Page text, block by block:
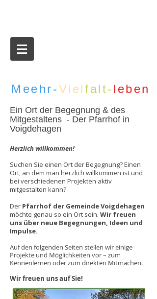
Meehr-Vielfalt- leben
Ein Ort der Begegnung & des
Mitgestaltens - Der Pfarrhof in
Voigdehagen
​Herzlich willkommen!
Suchen Sie einen Ort der Begegnung? Einen
Ort, an dem man herzlich willkommen ist und
bei verschiedenen Projekten aktiv
mitgestalten kann?
Der Pfarrhof der Gemeinde Voigdehagen
möchte genau so ein Ort sein. Wir freuen
uns über neue Begegnungen, Ideen und
Impulse.
Auf den folgenden Seiten stellen wir einige
Projekte und Möglichkeiten vor – zum
Kennenlernen oder zum direkten Mitmachen.
Wir freuen uns auf Sie!